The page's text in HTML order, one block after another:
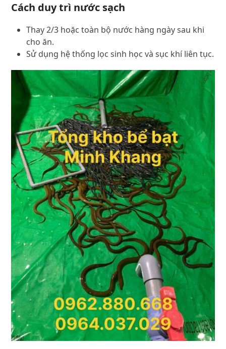
Cách duy trì nước sạch
Thay 2/3 hoặc toàn bộ nước hàng ngày sau khi
cho ăn.
Sử dụng hệ thống lọc sinh học và sục khí liên tục.